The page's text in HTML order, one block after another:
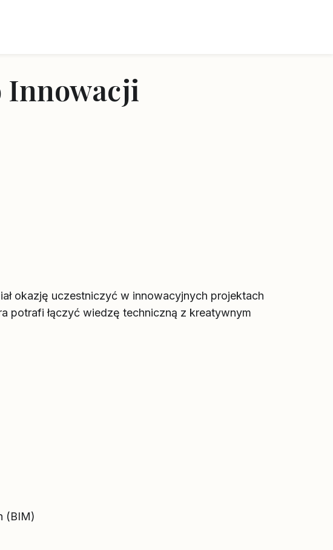
Innowacji
okazję uczestniczyć w innowacyjnych projektach
potrafi łączyć wiedzę techniczną z kreatywnym
(BIM)